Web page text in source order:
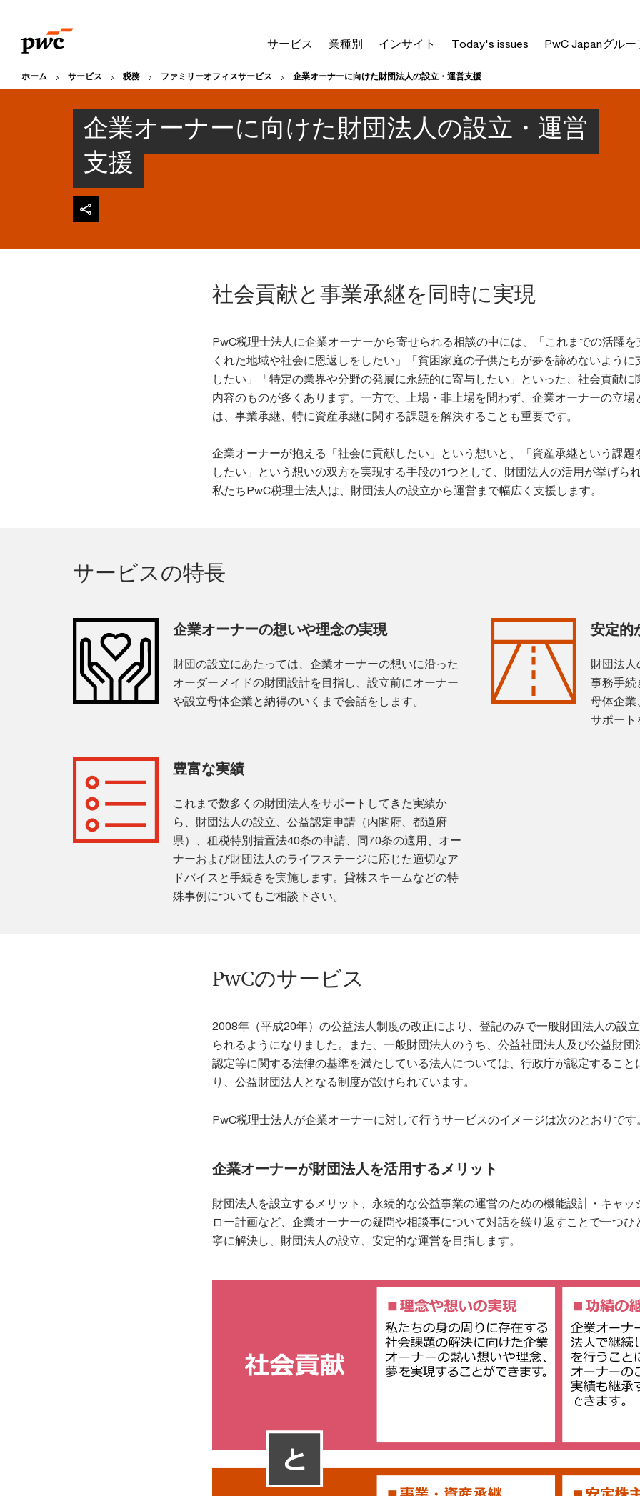
content
footer
サービス 業種別 インサイト Today's issues PwC Japanグルー
ホーム サービス 税務 ファミリーオフィスサービス 企業オーナーに向けた財団法人の設立・運営支援
企業オーナーに向けた財団法人の設立・運営
支援
社会貢献と事業承継を同時に実現
PwC税理士法人に企業オーナーから寄せられる相談の中には、「これまでの活躍を
くれた地域や社会に恩返しをしたい」「貧困家庭の子供たちが夢を諦めないように
したい」「特定の業界や分野の発展に永続的に寄与したい」といった、社会貢献に
内容のものが多くあります。一方で、上場・非上場を問わず、企業オーナーの立場
は、事業承継、特に資産承継に関する課題を解決することも重要です。
企業オーナーが抱える「社会に貢献したい」という想いと、「資産承継という課題
したい」という想いの双方を実現する手段の1つとして、財団法人の活用が挙げら
私たちPwC税理士法人は、財団法人の設立から運営まで幅広く支援します。
サービスの特長
企業オーナーの想いや理念の実現
財団の設立にあたっては、企業オーナーの想いに沿った
オーダーメイドの財団設計を目指し、設立前にオーナー
や設立母体企業と納得のいくまで会話をします。
安定的
財団法
事務手続
母体企業
サポート
豊富な実績
これまで数多くの財団法人をサポートしてきた実績か
ら、財団法人の設立、公益認定申請（内閣府、都道府
県）、租税特別措置法40条の申請、同70条の適用、オー
ナーおよび財団法人のライフステージに応じた適切なア
ドバイスと手続きを実施します。貸株スキームなどの特
殊事例についてもご相談下さい。
PwCのサービス
2008年（平成20年）の公益法人制度の改正により、登記のみで一般財団法人の設
られるようになりました。また、一般財団法人のうち、公益社団法人及び公益財団
認定等に関する法律の基準を満たしている法人については、行政庁が認定すること
り、公益財団法人となる制度が設けられています。
PwC税理士法人が企業オーナーに対して行うサービスのイメージは次のとおりです
企業オーナーが財団法人を活用するメリット
財団法人を設立するメリット、永続的な公益事業の運営のための機能設計・キャッ
ロー計画など、企業オーナーの疑問や相談事について対話を繰り返すことで一つひ
寧に解決し、財団法人の設立、安定的な運営を目指します。